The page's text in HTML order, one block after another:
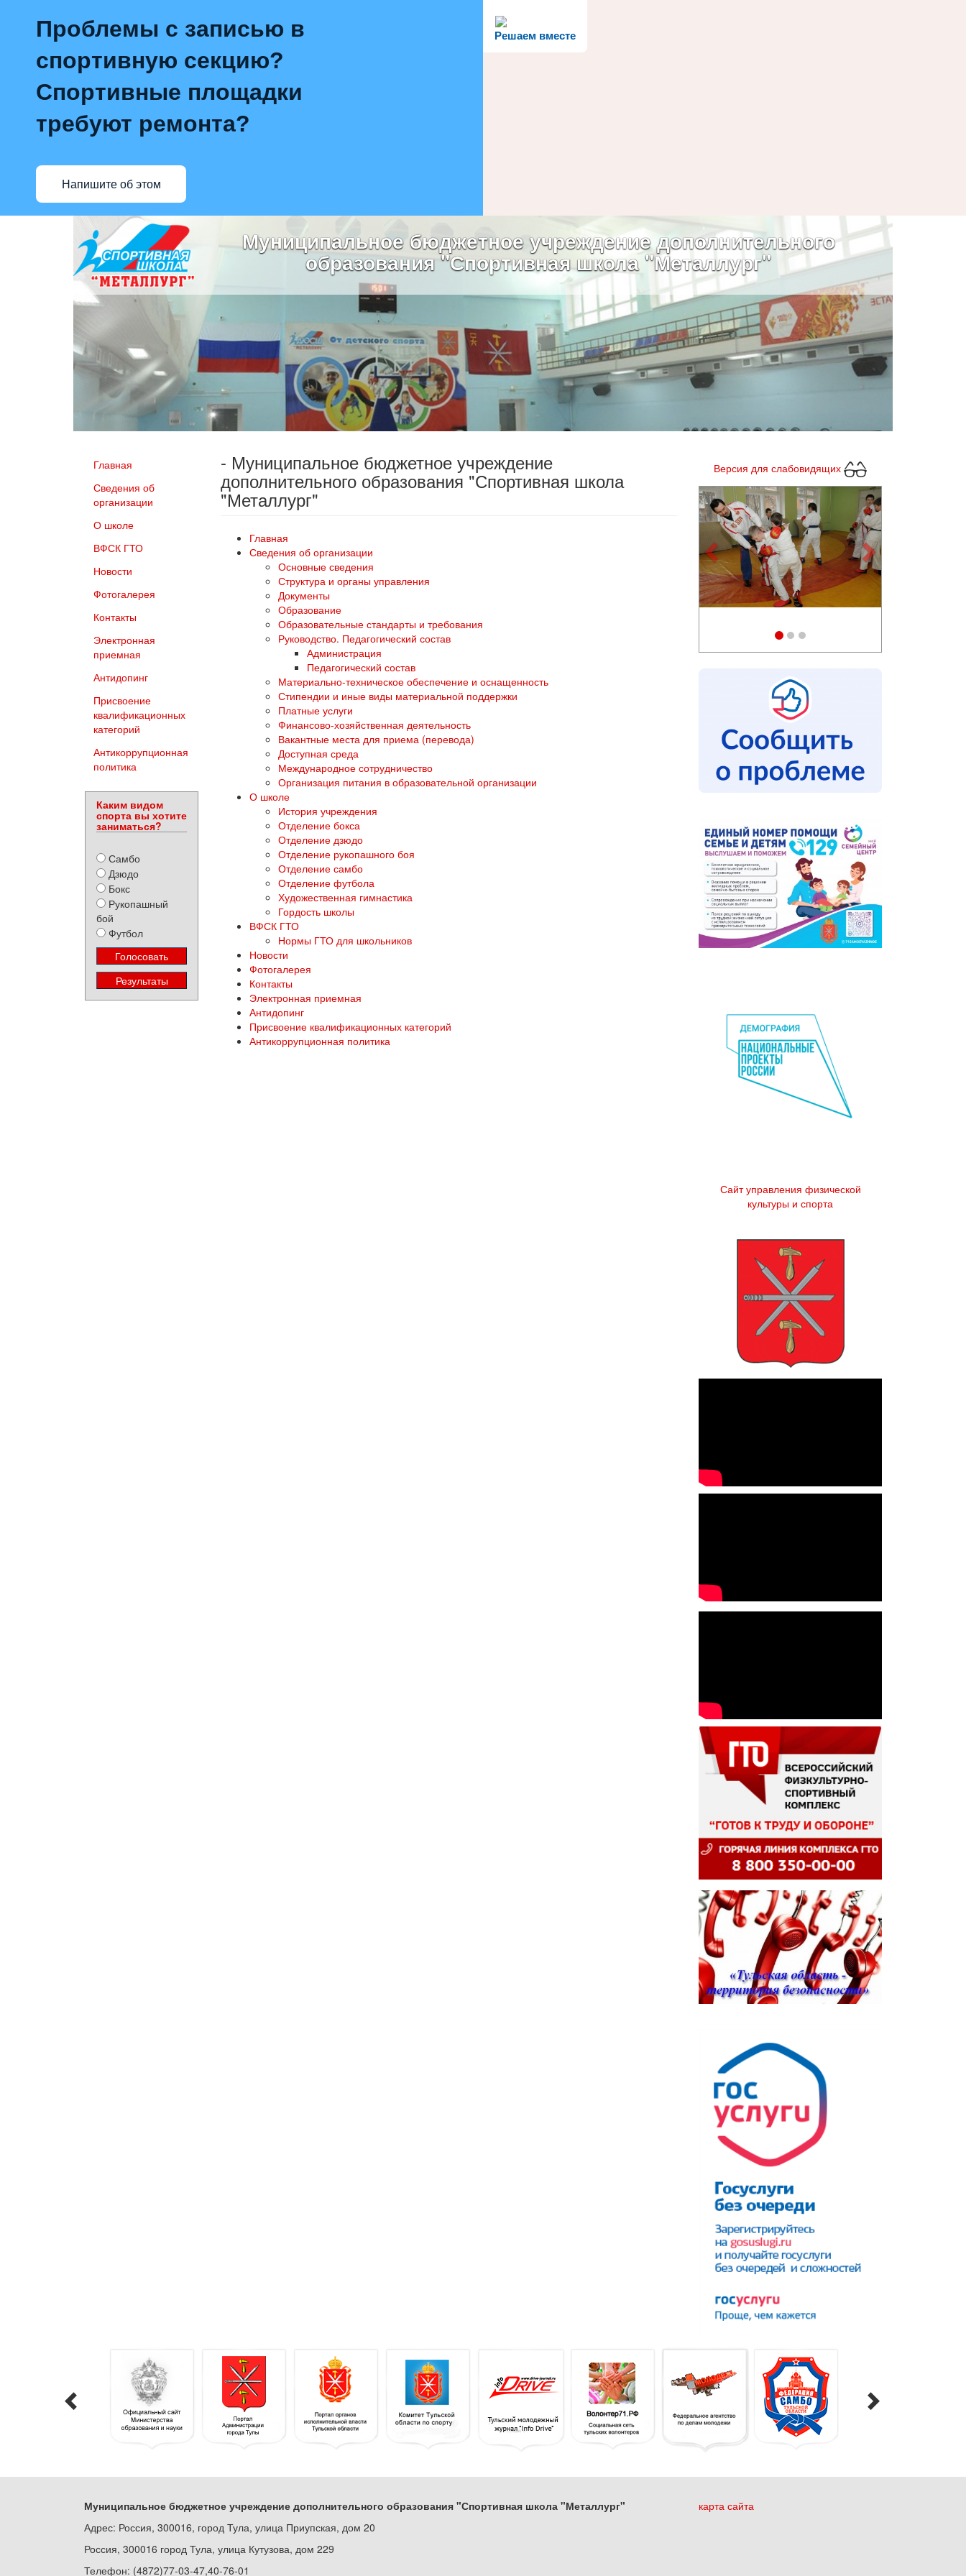
Решаем вместе
Проблемы с записью в
спортивную секцию?
Спортивные площадки
требуют ремонта?
Напишите об этом
Муниципальное бюджетное учреждение дополнительного
образования "Спортивная школа "Металлург"
Главная
Сведения об
организации
О школе
ВФСК ГТО
Новости
Фотогалерея
Контакты
Электронная
приемная
Антидопинг
Присвоение
квалификационных
категорий
Антикоррупционная
политика
Каким видом
спорта вы хотите
заниматься?
Самбо
Дзюдо
Бокс
Рукопашный
бой
Футбол
- Муниципальное бюджетное учреждение
дополнительного образования "Спортивная школа
"Металлург"
Главная
Сведения об организации
Основные сведения
Структура и органы управления
Документы
Образование
Образовательные стандарты и требования
Руководство. Педагогический состав
Администрация
Педагогический состав
Материально-техническое обеспечение и оснащенность
Стипендии и иные виды материальной поддержки
Платные услуги
Финансово-хозяйственная деятельность
Вакантные места для приема (перевода)
Доступная среда
Международное сотрудничество
Организация питания в образовательной организации
О школе
История учреждения
Отделение бокса
Отделение дзюдо
Отделение рукопашного боя
Отделение самбо
Отделение футбола
Художественная гимнастика
Гордость школы
ВФСК ГТО
Нормы ГТО для школьников
Новости
Фотогалерея
Контакты
Электронная приемная
Антидопинг
Присвоение квалификационных категорий
Антикоррупционная политика
Версия для слабовидящих
Previous Next
Сайт управления физической
культуры и спорта
Муниципальное бюджетное учреждение дополнительного образования "Спортивная школа "Металлург"
Адрес: Россия, 300016, город Тула, улица Приупская, дом 20
Россия, 300016 город Тула, улица Кутузова, дом 229
Телефон: (4872)77-03-47,40-76-01
карта сайта